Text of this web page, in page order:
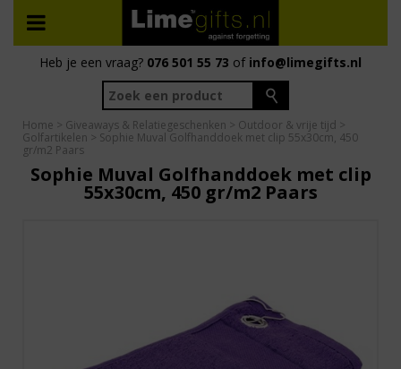
Heb je een vraag? 076 501 55 73 of info@limegifts.nl
Home > Giveaways & Relatiegeschenken > Outdoor & vrije tijd >
Golfartikelen > Sophie Muval Golfhanddoek met clip 55x30cm, 450
gr/m2 Paars
Sophie Muval Golfhanddoek met clip
55x30cm, 450 gr/m2 Paars